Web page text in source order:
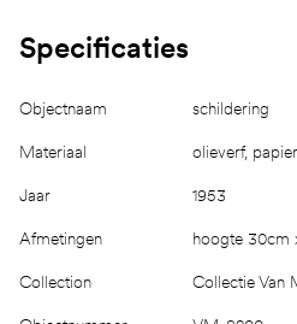
Specificaties
Objectnaam schildering
Materiaal olieverf, papier
Jaar 1953
Afmetingen hoogte 30cm
Collection Collectie Van